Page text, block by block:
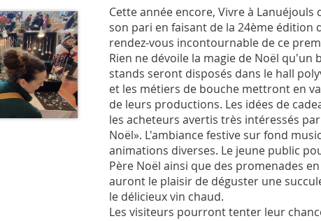
Cette année encore, Vivre à
son pari en faisant de la 24ème édition
rendez-vous incontournable de ce
Rien ne dévoile la magie de Noël qu'un
stands seront disposés dans le hall
et les métiers de bouche mettront en
de leurs productions. Les idées de
les acheteurs avertis très intéressés
Noël». L'ambiance festive sur fond
animations diverses. Le jeune public
Père Noël ainsi que des promenades
auront le plaisir de déguster une
le délicieux vin chaud.
Les visiteurs pourront tenter leur